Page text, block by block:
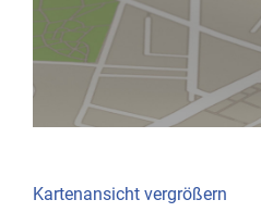
Kartenansicht vergrößern